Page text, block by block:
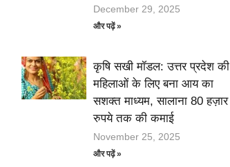
December 29, 2025
और पढ़ें »
कृषि सखी मॉडल: उत्तर प्रदेश की
महिलाओं के लिए बना आय का
सशक्त माध्यम, सालाना 80 हज़ार
रुपये तक की कमाई
November 25, 2025
और पढ़ें »